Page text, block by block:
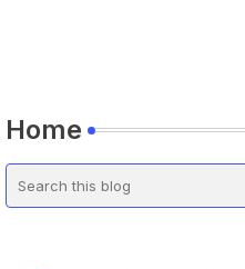
Home